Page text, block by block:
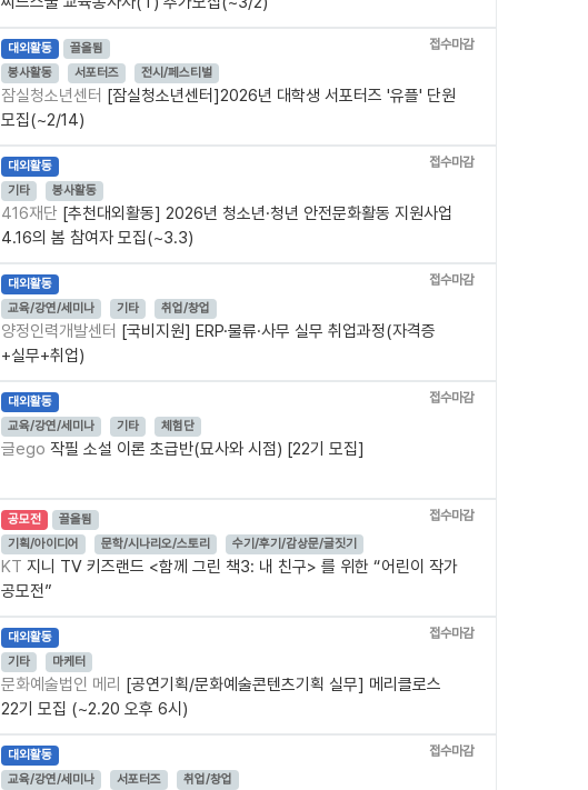
대외활동 끌올됨
접수마감
봉사활동
서포터즈 전시/페스티벌
잠실청소년센터 [잠실청소년센터]2026년 대학생 서포터즈 '유플' 단원
모집(~2/14)
대외활동
접수마감
기타
봉사활동
416재단 [추천대외활동] 2026년 청소년·청년 안전문화활동 지원사업
4.16의 봄 참여자 모집(~3.3)
대외활동
접수마감
교육/강연/세미나
기타 취업/창업
양정인력개발센터 [국비지원] ERP·물류·사무 실무 취업과정(자격증
+실무+취업)
대외활동
접수마감
교육/강연/세미나
기타 체험단
글ego 작필 소설 이론 초급반(묘사와 시점) [22기 모집]
공모전 끌올됨
접수마감
기획/아이디어
문학/시나리오/스토리 수기/후기/감상문/글짓기
KT 지니 TV 키즈랜드 <함께 그린 책3: 내 친구> 를 위한 “어린이 작가
공모전”
대외활동
접수마감
기타
마케터
문화예술법인 메리 [공연기획/문화예술콘텐츠기획 실무] 메리클로스
22기 모집 (~2.20 오후 6시)
대외활동
접수마감
교육/강연/세미나
서포터즈 취업/창업